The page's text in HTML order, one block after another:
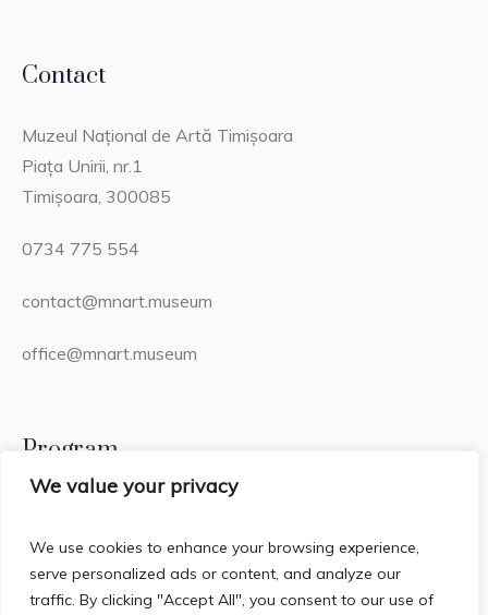
We value your privacy
We use cookies to enhance your browsing experience,
serve personalized ads or content, and analyze our
traffic. By clicking "Accept All", you consent to our use of
Contact
Muzeul Național de Artă Timișoara
Piața Unirii, nr.1
Timișoara, 300085
0734 775 554
contact@mnart.museum
office@mnart.museum
Program
intrare)
Luni & Marți: Închis